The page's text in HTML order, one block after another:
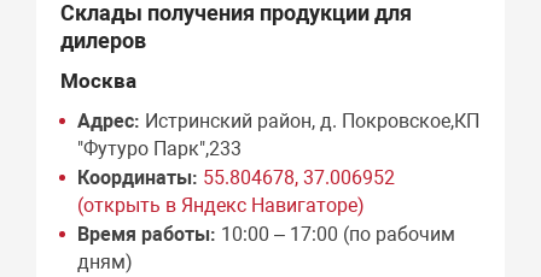
Склады получения продукции для
дилеров
Москва
Адрес: Истринский район, д. Покровское,КП
"Футуро Парк",233
Координаты: 55.804678, 37.006952
(открыть в Яндекс Навигаторе)
Время работы: 10:00 – 17:00 (по рабочим
дням)